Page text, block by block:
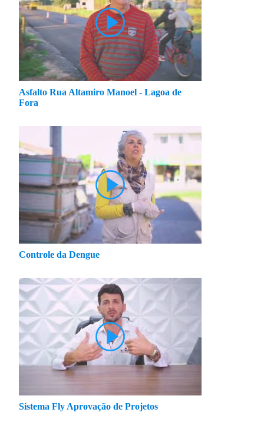
Asfalto Rua Altamiro Manoel - Lagoa de
Fora
Controle da Dengue
Sistema Fly Aprovação de Projetos